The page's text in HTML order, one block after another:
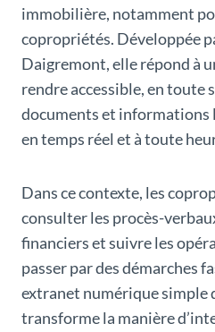
immobilière, notamment
copropriétés. Développée
Daigremont, elle répond à
rendre accessible, en toute
documents et informations
en temps réel et à toute
Dans ce contexte, les
consulter les procès-
financiers et suivre les
passer par des démarches
extranet numérique simple
transforme la manière